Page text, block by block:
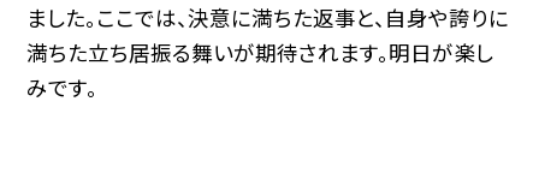
ました。ここでは、決意に満ちた返事と、自身や誇りに
満ちた立ち居振る舞いが期待されます。明日が楽し
みです。